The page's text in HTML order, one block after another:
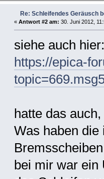
Re: Schleifendes Geräusch
« Antwort #2 am: 30. Juni 2012,
siehe auch hier:
https://epica-
hatte das auch,
Was haben die
bei mir war ein